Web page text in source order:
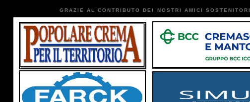
GRAZIE AL CONTRIBUTO DEI NOSTRI AMICI SOSTENITORI